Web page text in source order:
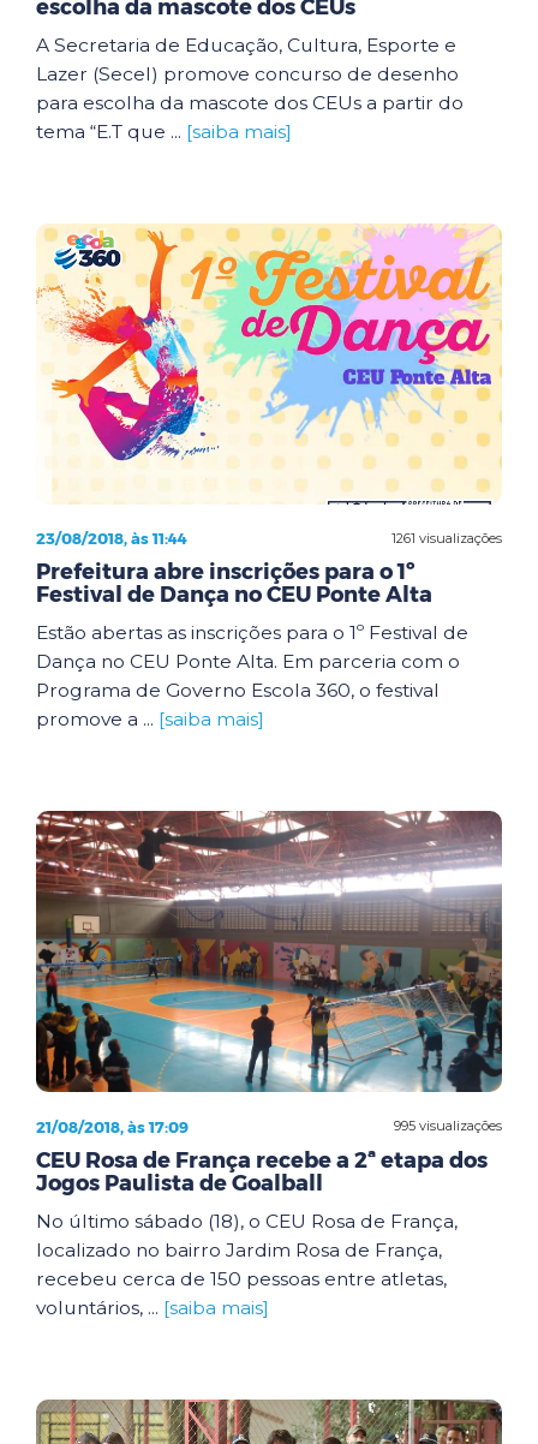
escolha da mascote dos CEUs
A Secretaria de Educação, Cultura, Esporte e
Lazer (Secel) promove concurso de desenho
para escolha da mascote dos CEUs a partir do
tema “E.T que ... [saiba mais]
1261 visualizações
23/08/2018, às 11:44
Prefeitura abre inscrições para o 1º
Festival de Dança no CEU Ponte Alta
Estão abertas as inscrições para o 1º Festival de
Dança no CEU Ponte Alta. Em parceria com o
Programa de Governo Escola 360, o festival
promove a ... [saiba mais]
995 visualizações
21/08/2018, às 17:09
CEU Rosa de França recebe a 2ª etapa dos
Jogos Paulista de Goalball
No último sábado (18), o CEU Rosa de França,
localizado no bairro Jardim Rosa de França,
recebeu cerca de 150 pessoas entre atletas,
voluntários, ... [saiba mais]